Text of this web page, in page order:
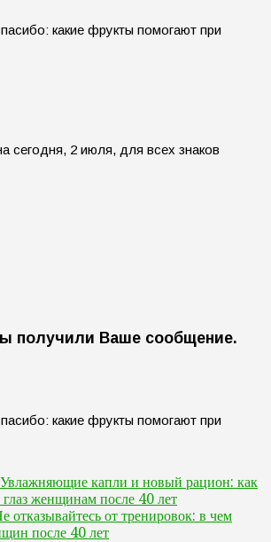
сегодня, 2 июля, для всех знаков
получили Ваше сообщение.
Увлажняющие капли и новый рацион: как
глаз женщинам после 40 лет
отказывайтесь от тренировок: в чем
после 40 лет